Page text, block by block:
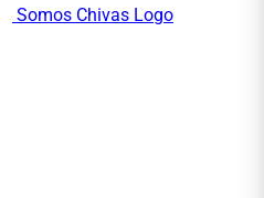
Somos Chivas Logo